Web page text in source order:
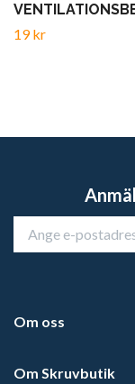
19 kr
Om oss
Om Skruvbutik